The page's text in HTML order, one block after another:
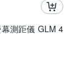
測距儀 GLM 4